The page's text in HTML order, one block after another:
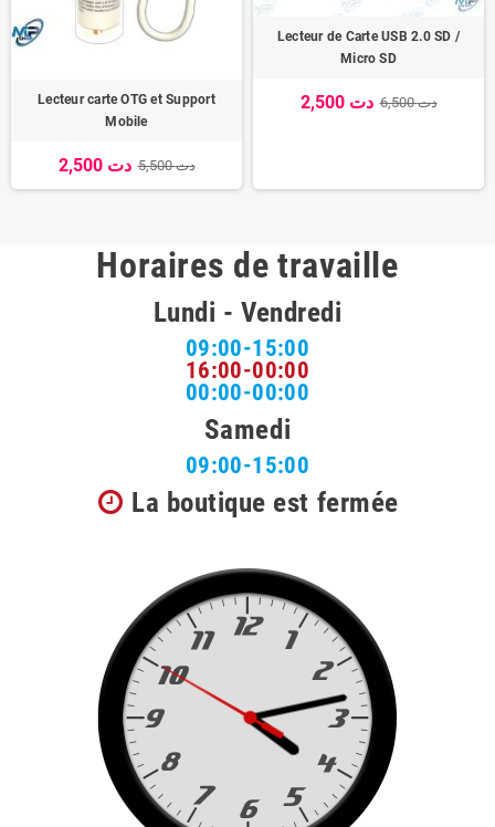
Lecteur carte OTG et Support
Mobile
2,500 دت 5,500 دت
Lecteur de Carte USB 2.0 SD /
Micro SD
2,500 دت 6,500 دت
Horaires de travaille
Lundi - Vendredi
09:00-15:00
16:00-00:00
00:00-00:00
Samedi
09:00-15:00
La boutique est fermée